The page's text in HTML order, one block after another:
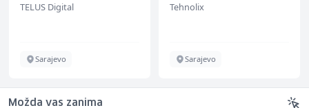
TELUS Digital
Sarajevo
Tehnolix
Sarajevo
Možda vas zanima